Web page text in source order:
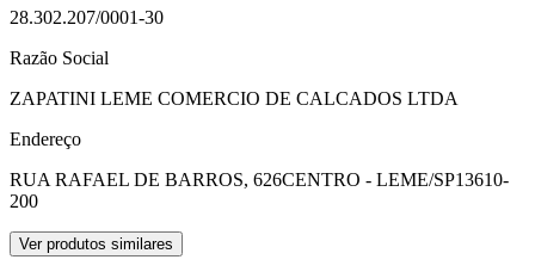
28.302.207/0001-30
Razão Social
ZAPATINI LEME COMERCIO DE CALCADOS LTDA
Endereço
RUA RAFAEL DE BARROS, 626CENTRO - LEME/SP13610-
200
Ver produtos similares